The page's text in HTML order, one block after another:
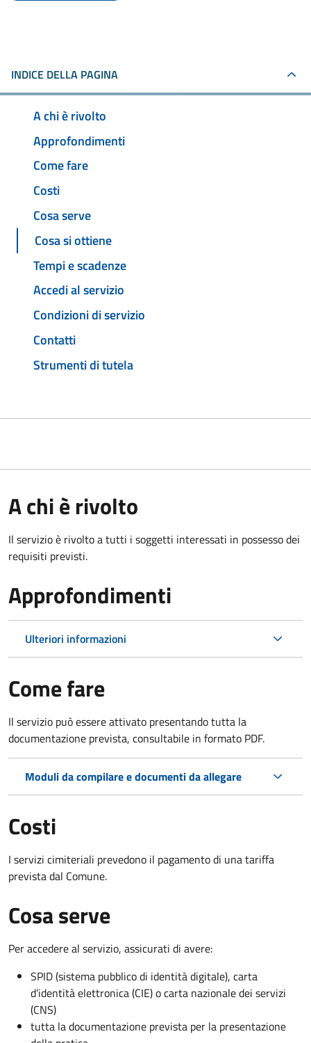
INDICE DELLA PAGINA
A chi è rivolto
Approfondimenti
Come fare
Costi
Cosa serve
Cosa si ottiene
Tempi e scadenze
Accedi al servizio
Condizioni di servizio
Contatti
Strumenti di tutela
A chi è rivolto
Il servizio è rivolto a tutti i soggetti interessati in possesso dei
requisiti previsti.
Approfondimenti
Ulteriori informazioni
Come fare
Il servizio può essere attivato presentando tutta la
documentazione prevista, consultabile in formato PDF.
Moduli da compilare e documenti da allegare
Costi
I servizi cimiteriali prevedono il pagamento di una tariffa
prevista dal Comune.
Cosa serve
Per accedere al servizio, assicurati di avere:
SPID (sistema pubblico di identità digitale), carta
d’identità elettronica (CIE) o carta nazionale dei servizi
(CNS)
tutta la documentazione prevista per la presentazione